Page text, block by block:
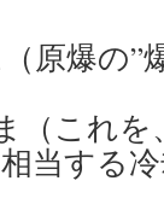
原爆の”
（これ
当する